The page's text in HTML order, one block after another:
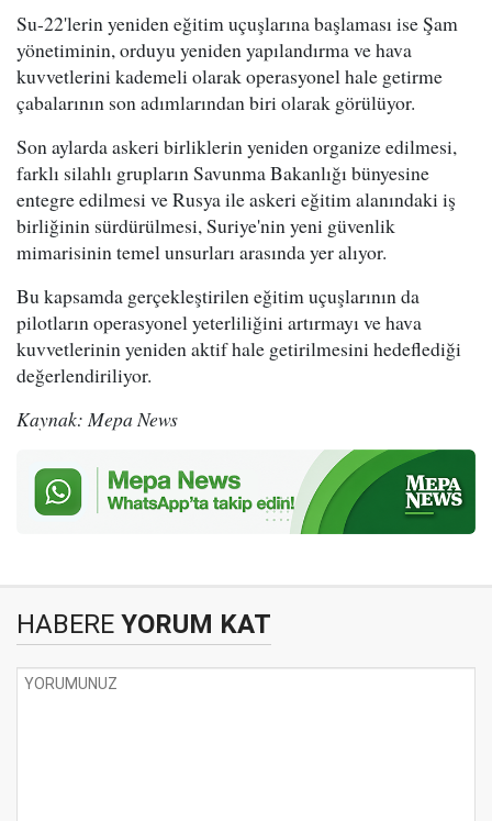
Su-22'lerin yeniden eğitim uçuşlarına başlaması ise Şam
yönetiminin, orduyu yeniden yapılandırma ve hava
kuvvetlerini kademeli olarak operasyonel hale getirme
çabalarının son adımlarından biri olarak görülüyor.
Son aylarda askeri birliklerin yeniden organize edilmesi,
farklı silahlı grupların Savunma Bakanlığı bünyesine
entegre edilmesi ve Rusya ile askeri eğitim alanındaki iş
birliğinin sürdürülmesi, Suriye'nin yeni güvenlik
mimarisinin temel unsurları arasında yer alıyor.
Bu kapsamda gerçekleştirilen eğitim uçuşlarının da
pilotların operasyonel yeterliliğini artırmayı ve hava
kuvvetlerinin yeniden aktif hale getirilmesini hedeflediği
değerlendiriliyor.
Kaynak: Mepa News
HABERE YORUM KAT